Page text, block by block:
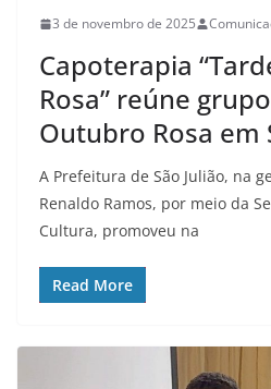
3 de novembro de 2025
Capoterapia
Rosa” reúne
Outubro Rosa em
A Prefeitura de São Julião, na
Renaldo Ramos, por meio da
Cultura, promoveu na
Read More